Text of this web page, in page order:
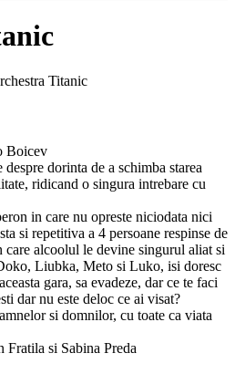
Titanic
Boicev
dorinta de a schimba starea
ridicand o singura intrebare cu
in care nu opreste niciodata nici
si repetitiva a 4 persoane respinse de
care alcoolul le devine singurul aliat si
Liubka, Meto si Luko, isi doresc
gara, sa evadeze, dar ce te faci
dar nu este deloc ce ai visat?
si domnilor, cu toate ca viata
si Sabina Preda